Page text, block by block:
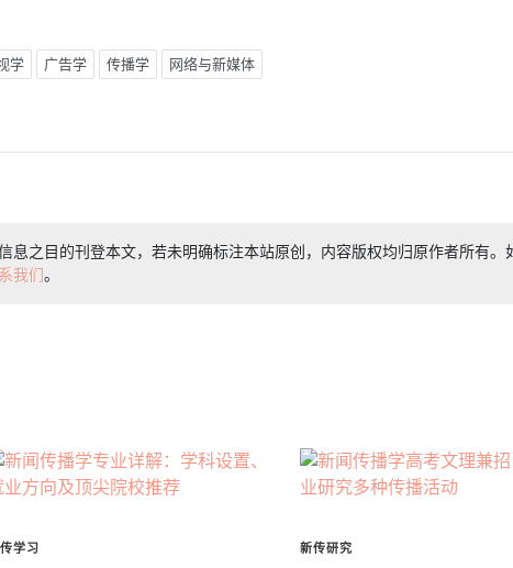
学 广告学 传播学 网络与新媒体
息之目的刊登本文，若未明确标注本站原创，内容版权均归原作者所有。
我们。
学习 新传研究